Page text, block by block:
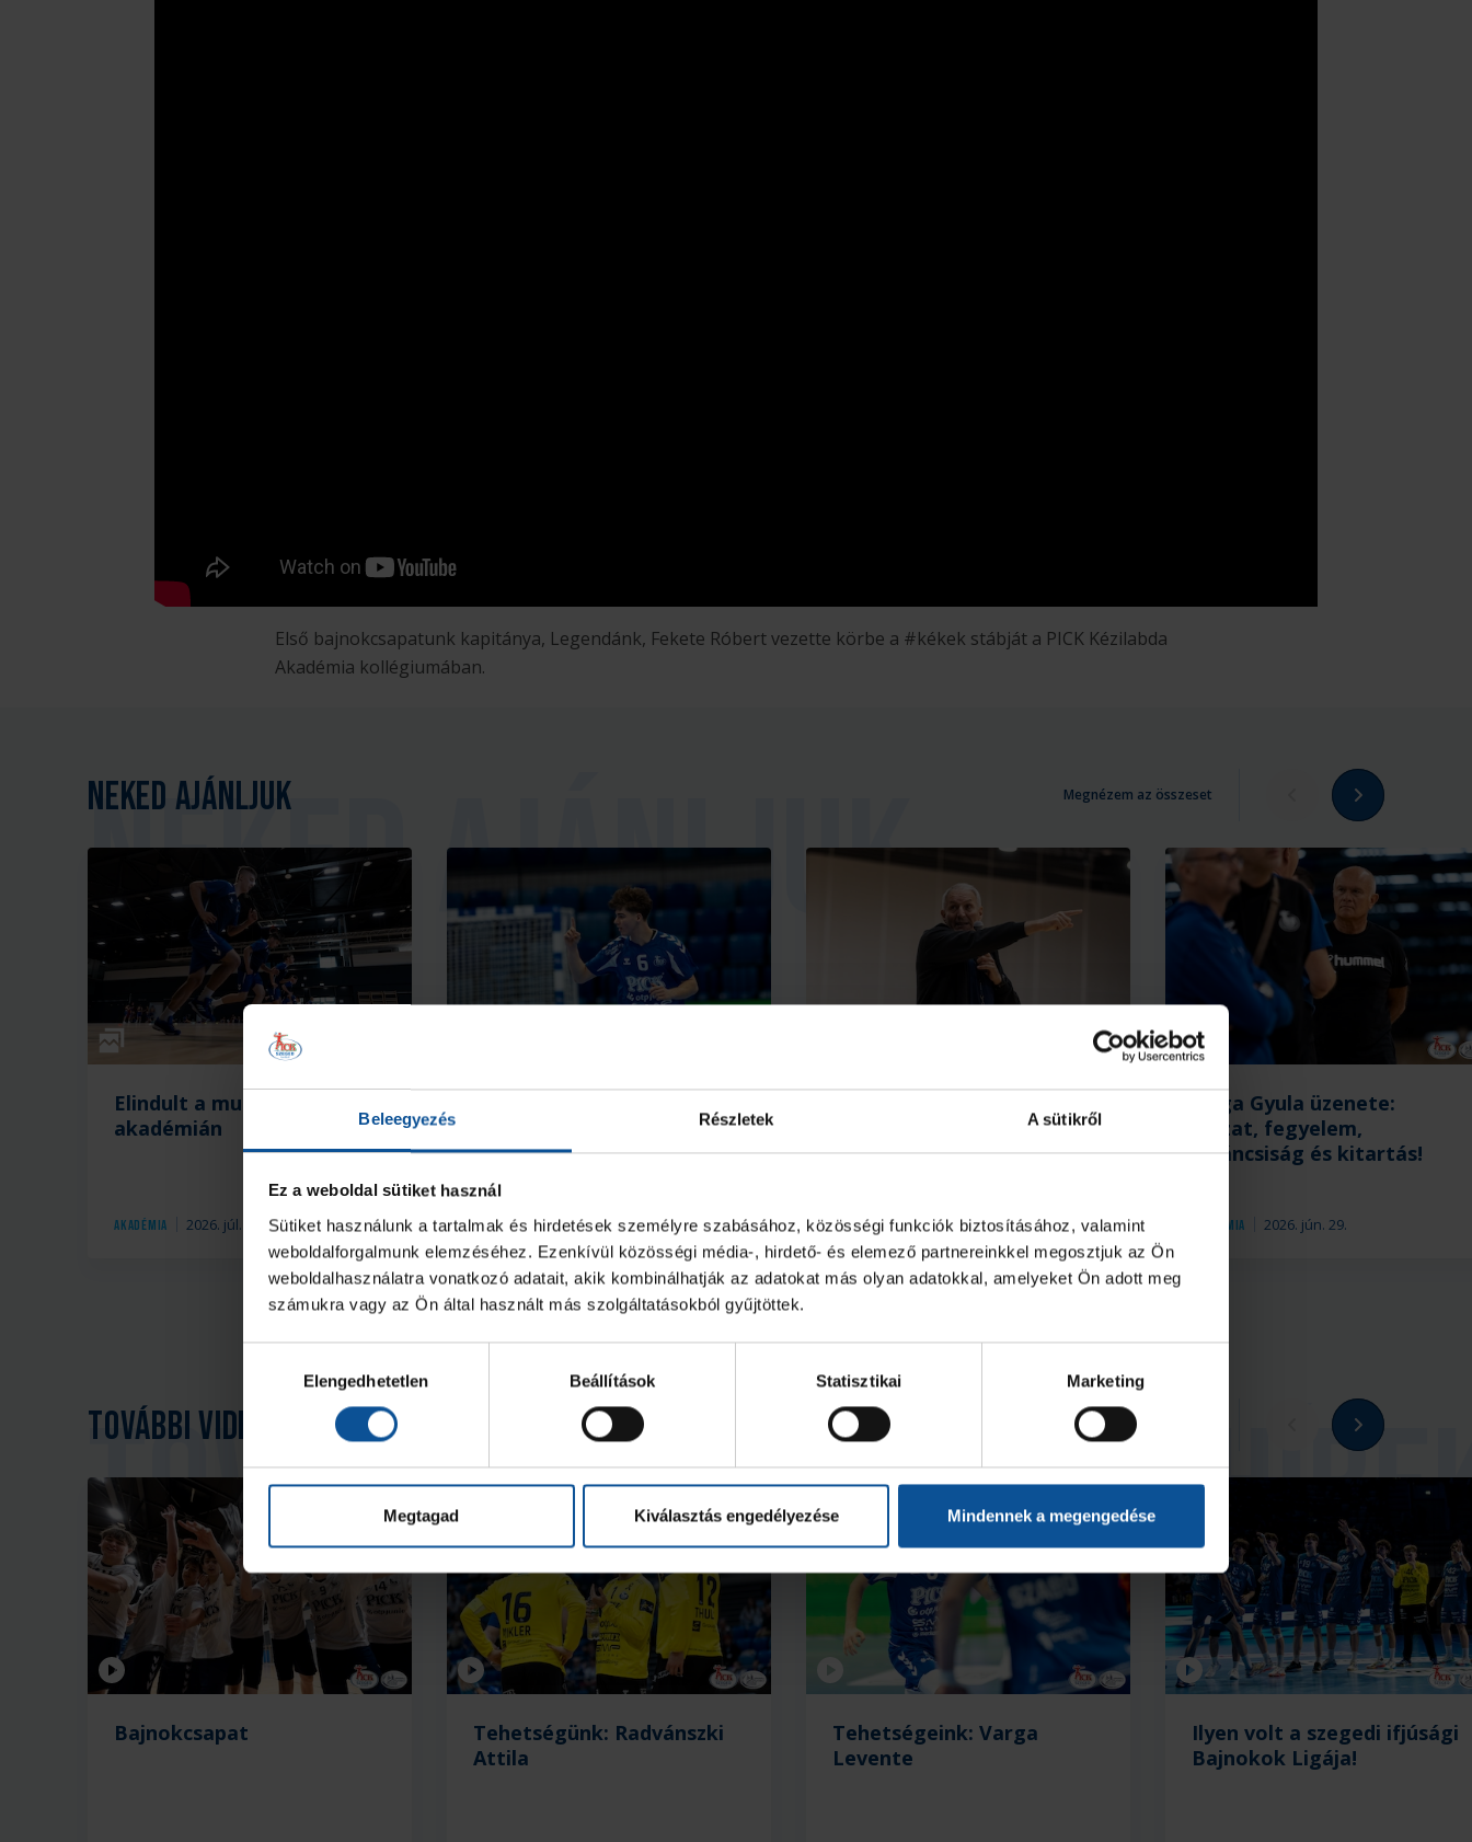
Beleegyezés Részletek A sütikről
Ez a weboldal sütiket használ
Sütiket használunk a tartalmak és hirdetések személyre szabásához, közösségi funkciók biztosításához, valamint
weboldalforgalmunk elemzéséhez. Ezenkívül közösségi média-, hirdető- és elemező partnereinkkel megosztjuk az Ön
weboldalhasználatra vonatkozó adatait, akik kombinálhatják az adatokat más olyan adatokkal, amelyeket Ön adott meg
számukra vagy az Ön által használt más szolgáltatásokból gyűjtöttek.
kiválasztásaElengedhetetlen Beállítások Statisztikai Marketing
Megtagad Kiválasztás engedélyezése Mindennek a megengedése
Első bajnokcsapatunk kapitánya, Legendánk, Fekete Róbert vezette körbe a #kékek stábját a PICK Kézilabda
Akadémia kollégiumában.
Neked ajánljuk Megnézem az összeset
Galéria
Akadémia 2026. júl. 30.
Elindult a munka az
akadémián
Akadémia 2026. júl. 28.
as Európa-bajnokságon
Akadémia 2026. júl. 27.
Vladan Jordovics visszatért
Akadémia 2026. jún. 29.
Zsiga Gyula üzenete:
alázat, fegyelem,
kíváncsiság és kitartás!
További videó típusú hírek Megnézem az összeset
Videó
Bajnokcsapat
Videó
Tehetségünk: Radvánszki
Attila
Tehetségeink: Varga
Levente
Videó
Ilyen volt a szegedi ifjúsági
Bajnokok Ligája!